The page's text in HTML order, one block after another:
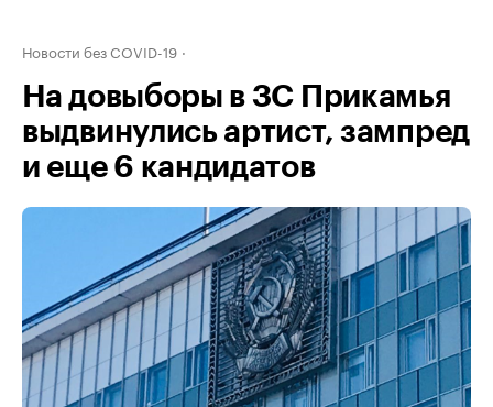
Новости без COVID-19
На довыборы в ЗС Прикамья
выдвинулись артист, зампред
и еще 6 кандидатов